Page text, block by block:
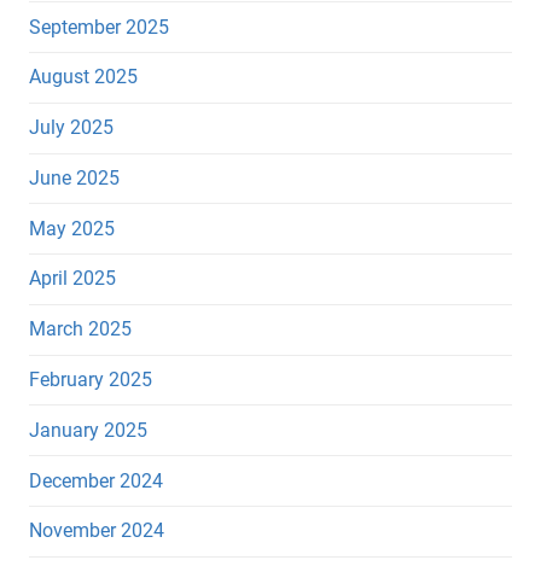
September 2025
August 2025
July 2025
June 2025
May 2025
April 2025
March 2025
February 2025
January 2025
December 2024
November 2024